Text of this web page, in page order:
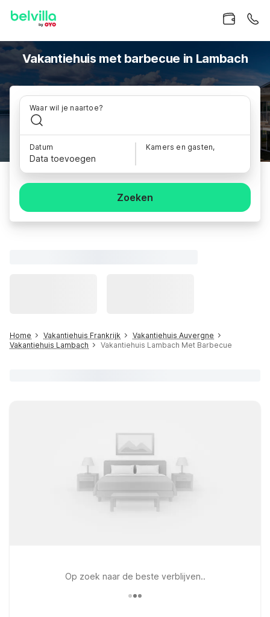
Vakantiehuis met barbecue in Lambach
Waar wil je naartoe?
Datum
Data toevoegen
Kamers en gasten,
Zoeken
Home Vakantiehuis Frankrijk
Vakantiehuis Auvergne
Vakantiehuis Lambach
Vakantiehuis Lambach Met Barbecue
Op zoek naar de beste verblijven..